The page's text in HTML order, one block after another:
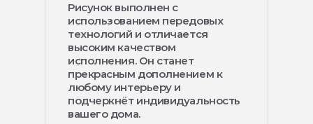
Рисунок выполнен с
использованием передовых
технологий и отличается
высоким качеством
исполнения. Он станет
прекрасным дополнением к
любому интерьеру и
подчеркнёт индивидуальность
вашего дома.